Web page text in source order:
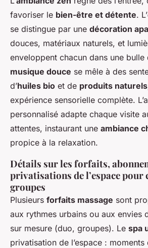
favoriser le bien-être et détente. L’
se distingue par une décoration
douces, matériaux naturels, et
enveloppent chacun dans une bulle
musique douce se mêle à des
d’huiles bio et de produits naturels
expérience sensorielle complète.
personnalisé adapte chaque visite
attentes, instaurant une ambiance
propice à la relaxation.
Détails sur les forfaits,
privatisations de l’espace pour
groupes
Plusieurs forfaits massage sont
aux rythmes urbains ou aux envies
sur mesure (duo, groupes). Le spa
privatisation de l’espace :